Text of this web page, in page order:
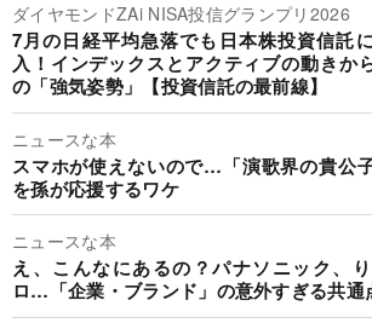
ダイヤモンドZAi NISA投信グランプリ2026
7月の日経平均急落でも日本株投資信託
入！インデックスとアクティブの動きか
の「強気姿勢」【投資信託の最前線】
ニュースな本
スマホが使えないので…「演歌界の貴公
を孫が応援するワケ
ニュースな本
え、こんなにあるの？パナソニック、
ロ…「企業・ブランド」の意外すぎる共通